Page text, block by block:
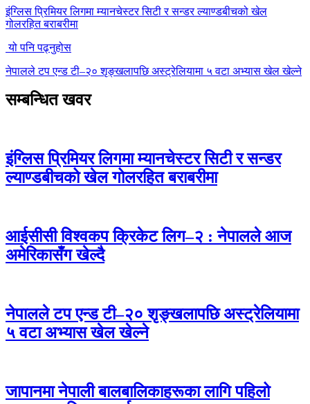
इंग्लिस प्रिमियर लिगमा म्यानचेस्टर सिटी र सन्डर ल्याण्डबीचको खेल
गोलरहित बराबरीमा
यो पनि पढ्नुहोस
नेपालले टप एन्ड टी–२० शृङ्खलापछि अस्ट्रेलियामा ५ वटा अभ्यास खेल खेल्ने
सम्बन्धित खवर
इंग्लिस प्रिमियर लिगमा म्यानचेस्टर सिटी र सन्डर
ल्याण्डबीचको खेल गोलरहित बराबरीमा
आईसीसी विश्वकप क्रिकेट लिग–२ : नेपालले आज
अमेरिकासँग खेल्दै
नेपालले टप एन्ड टी–२० शृङ्खलापछि अस्ट्रेलियामा
५ वटा अभ्यास खेल खेल्ने
जापानमा नेपाली बालबालिकाहरूका लागि पहिलो